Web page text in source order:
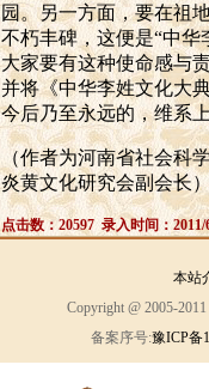
园。另一方面，要在祖
不朽丰碑，这便是“中华
大家要有这种使命感与
并将《中华李姓文化大
今后乃至永远的，维系
（作者为河南省社会科
炎黄文化研究会副会长
点击数：20597 录入时间：2011/
本站
Copyright @ 2005-
备案序号:豫ICP备